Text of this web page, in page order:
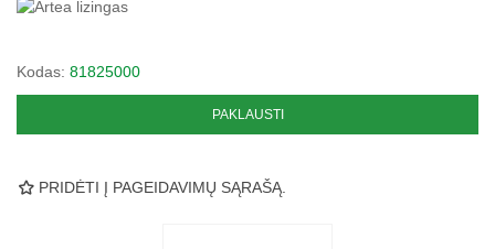
Kodas: 81825000
PAKLAUSTI
PRIDĖTI Į PAGEIDAVIMŲ SĄRAŠĄ.